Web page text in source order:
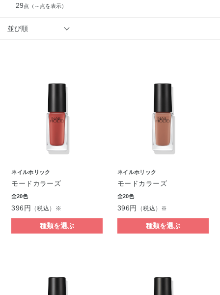
29点 （～点を表示）
並び順
ネイルホリック
モードカラーズ
全20色
396円 （税込）※
種類を選ぶ
ネイルホリック
モードカラーズ
全20色
396円 （税込）※
種類を選ぶ